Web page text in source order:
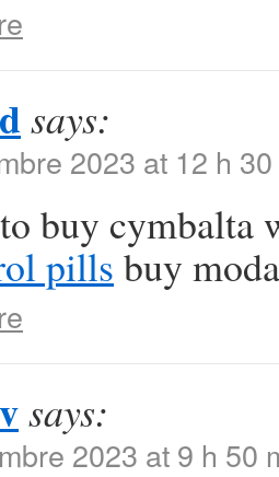
says:
2023 at 12 h
buy
pills buy
says:
2023 at 9 h 50